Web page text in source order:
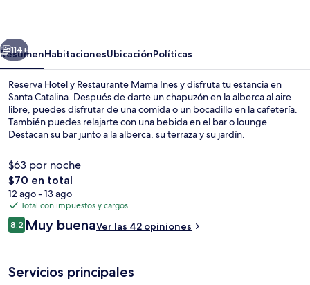
Ines
Siguiente
114+
ResumenHabitacionesUbicaciónPolíticas
Reserva Hotel y Restaurante Mama Ines y disfruta tu estancia en
Santa Catalina. Después de darte un chapuzón en la alberca al aire
libre, puedes disfrutar de una comida o un bocadillo en la cafetería.
También puedes relajarte con una bebida en el bar o lounge.
Destacan su bar junto a la alberca, su terraza y su jardín.
$63 por noche
El
precio
total
es
de
$70 en total
12 ago - 13 ago
Total con impuestos y cargos
Opiniones
8.28.2 de 10,
Muy buenaVer las 42 opiniones
Servicios principales